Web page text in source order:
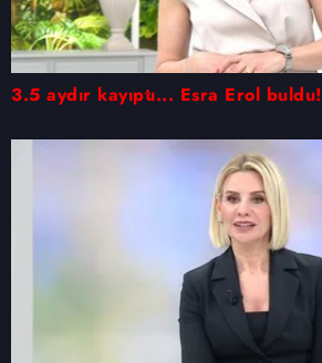
3.5 aydır kayıptı... Esra Erol buldu!